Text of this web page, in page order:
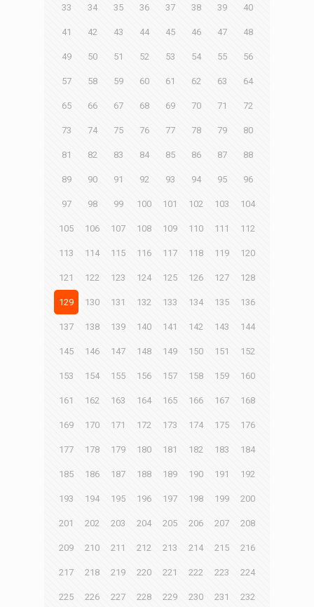
33 34 35 36 37 38 39 40
41 42 43 44 45 46 47 48
49 50 51 52 53 54 55 56
57 58 59 60 61 62 63 64
65 66 67 68 69 70 71 72
73 74 75 76 77 78 79 80
81 82 83 84 85 86 87 88
89 90 91 92 93 94 95 96
97 98 99 100 101 102 103 104
105 106 107 108 109 110 111 112
113 114 115 116 117 118 119 120
121 122 123 124 125 126 127 128
129 130 131 132 133 134 135 136
137 138 139 140 141 142 143 144
145 146 147 148 149 150 151 152
153 154 155 156 157 158 159 160
161 162 163 164 165 166 167 168
169 170 171 172 173 174 175 176
177 178 179 180 181 182 183 184
185 186 187 188 189 190 191 192
193 194 195 196 197 198 199 200
201 202 203 204 205 206 207 208
209 210 211 212 213 214 215 216
217 218 219 220 221 222 223 224
225 226 227 228 229 230 231 232